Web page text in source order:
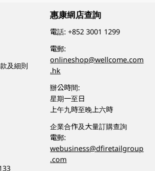
及細則
惠康網店查詢
電話:+852 3001 1299
電郵:
onlineshop@wellcome.com
.hk
辦公時間:
星期一至日
上午九時至晚上六時
企業合作及大量訂購查詢
電郵:
webusiness@dfiretailgroup
.com